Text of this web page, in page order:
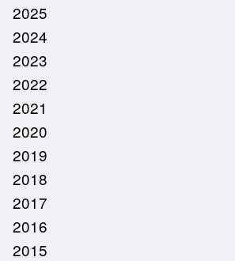
2025
2024
2023
2022
2021
2020
2019
2018
2017
2016
2015